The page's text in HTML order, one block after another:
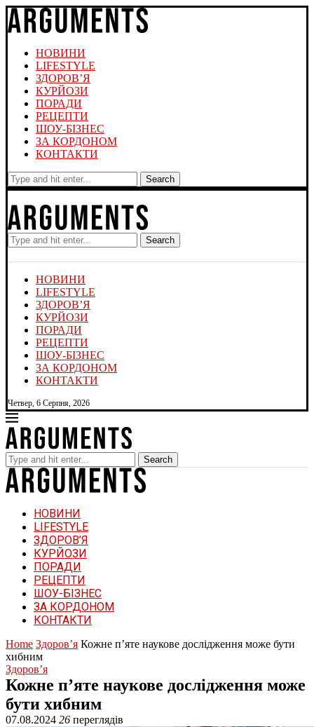
НОВИНИ
LIFESTYLE
ЗДОРОВ’Я
КУРЙОЗИ
ПОРАДИ
РЕЦЕПТИ
ШОУ-БІЗНЕС
ЗА КОРДОНОМ
КОНТАКТИ
Search
Search
НОВИНИ
LIFESTYLE
ЗДОРОВ’Я
КУРЙОЗИ
ПОРАДИ
РЕЦЕПТИ
ШОУ-БІЗНЕС
ЗА КОРДОНОМ
КОНТАКТИ
Четвер, 6 Серпня, 2026
Search
НОВИНИ
LIFESTYLE
ЗДОРОВ’Я
КУРЙОЗИ
ПОРАДИ
РЕЦЕПТИ
ШОУ-БІЗНЕС
ЗА КОРДОНОМ
КОНТАКТИ
Home Здоров’я Кожне п’яте наукове дослідження може бути
хибним
Здоров’я
Кожне п’яте наукове дослідження може
бути хибним
07.08.2024 26 переглядів